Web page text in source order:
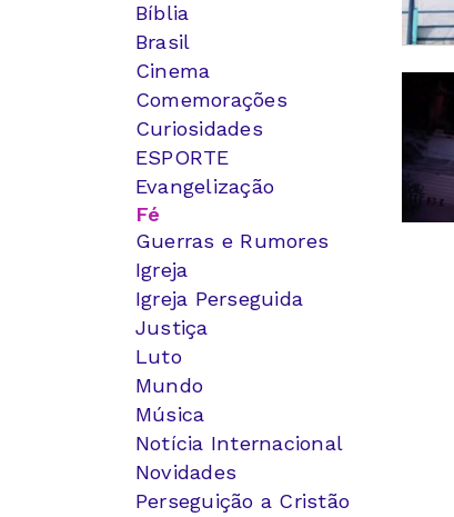
Bíblia
Brasil
Cinema
Comemorações
Curiosidades
ESPORTE
Evangelização
Fé
Guerras e Rumores
Igreja
Igreja Perseguida
Justiça
Luto
Mundo
Música
Notícia Internacional
Novidades
Perseguição a Cristão